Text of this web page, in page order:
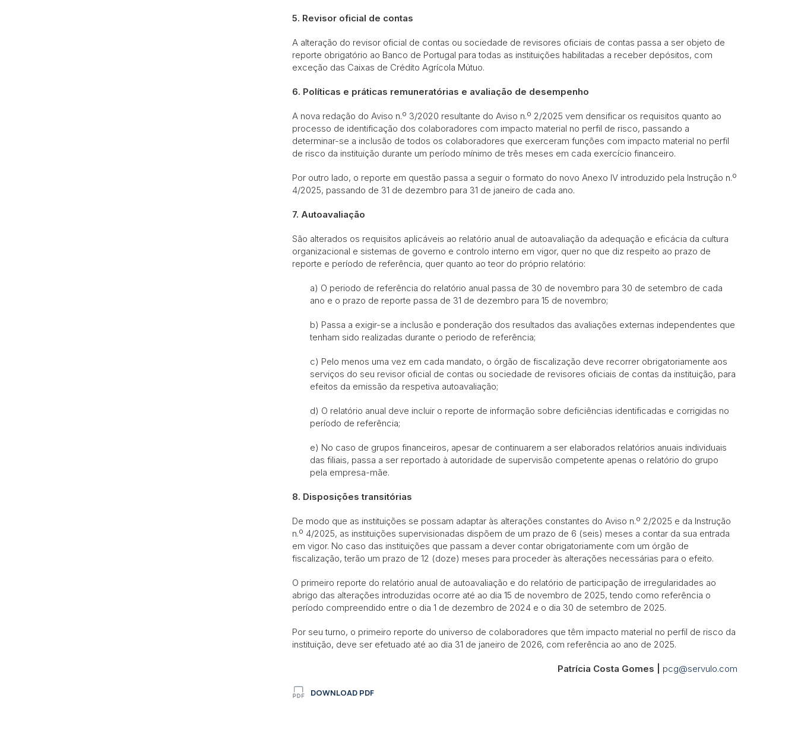
5. Revisor oficial de contas
A alteração do revisor oficial de contas ou sociedade de revisores oficiais de contas passa a ser objeto de
reporte obrigatório ao Banco de Portugal para todas as instituições habilitadas a receber depósitos, com
exceção das Caixas de Crédito Agrícola Mútuo.
6. Políticas e práticas remuneratórias e avaliação de desempenho
A nova redação do Aviso n.º 3/2020 resultante do Aviso n.º 2/2025 vem densificar os requisitos quanto ao
processo de identificação dos colaboradores com impacto material no perfil de risco, passando a
determinar-se a inclusão de todos os colaboradores que exerceram funções com impacto material no perfil
de risco da instituição durante um período mínimo de três meses em cada exercício financeiro.
Por outro lado, o reporte em questão passa a seguir o formato do novo Anexo IV introduzido pela Instrução n.º
4/2025, passando de 31 de dezembro para 31 de janeiro de cada ano.
7. Autoavaliação
São alterados os requisitos aplicáveis ao relatório anual de autoavaliação da adequação e eficácia da cultura
organizacional e sistemas de governo e controlo interno em vigor, quer no que diz respeito ao prazo de
reporte e período de referência, quer quanto ao teor do próprio relatório:
a) O periodo de referência do relatório anual passa de 30 de novembro para 30 de setembro de cada
ano e o prazo de reporte passa de 31 de dezembro para 15 de novembro;
b) Passa a exigir-se a inclusão e ponderação dos resultados das avaliações externas independentes que
tenham sido realizadas durante o periodo de referência;
c) Pelo menos uma vez em cada mandato, o órgão de fiscalização deve recorrer obrigatoriamente aos
serviços do seu revisor oficial de contas ou sociedade de revisores oficiais de contas da instituição, para
efeitos da emissão da respetiva autoavaliação;
d) O relatório anual deve incluir o reporte de informação sobre deficiências identificadas e corrigidas no
período de referência;
e) No caso de grupos financeiros, apesar de continuarem a ser elaborados relatórios anuais individuais
das filiais, passa a ser reportado à autoridade de supervisão competente apenas o relatório do grupo
pela empresa-mãe.
8. Disposições transitórias
De modo que as instituições se possam adaptar às alterações constantes do Aviso n.º 2/2025 e da Instrução
n.º 4/2025, as instituições supervisionadas dispõem de um prazo de 6 (seis) meses a contar da sua entrada
em vigor. No caso das instituições que passam a dever contar obrigatoriamente com um órgão de
fiscalização, terão um prazo de 12 (doze) meses para proceder às alterações necessárias para o efeito.
O primeiro reporte do relatório anual de autoavaliação e do relatório de participação de irregularidades ao
abrigo das alterações introduzidas ocorre até ao dia 15 de novembro de 2025, tendo como referência o
período compreendido entre o dia 1 de dezembro de 2024 e o dia 30 de setembro de 2025.
Por seu turno, o primeiro reporte do universo de colaboradores que têm impacto material no perfil de risco da
instituição, deve ser efetuado até ao dia 31 de janeiro de 2026, com referência ao ano de 2025.
Patrícia Costa Gomes | pcg@servulo.com
DOWNLOAD PDF